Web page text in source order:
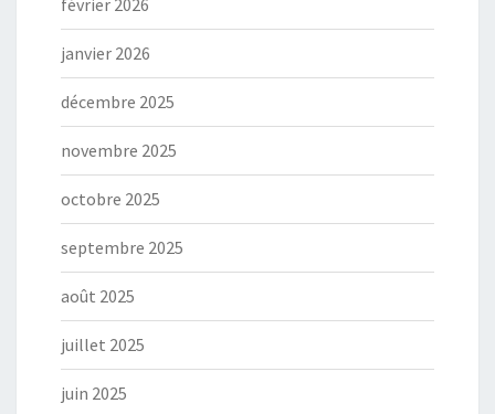
février 2026
janvier 2026
décembre 2025
novembre 2025
octobre 2025
septembre 2025
août 2025
juillet 2025
juin 2025